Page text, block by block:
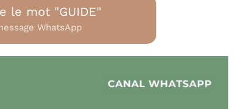
le mot "GUIDE"
WhatsApp